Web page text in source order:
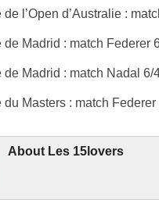
l’Open d’Australie :
de Mad­rid : match Feder­er
de Mad­rid : match Nadal 6/
du Mast­ers : match Feder­er
About Les 15lovers